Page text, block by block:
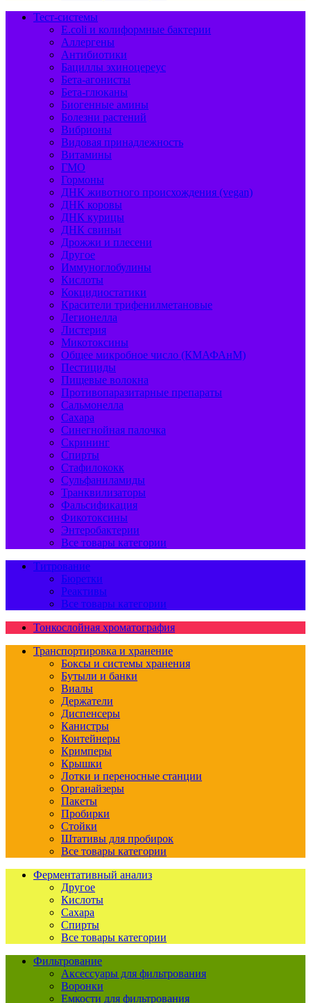
Тест-системы
E.coli и колиформные бактерии
Аллергены
Антибиотики
Бациллы эхиноцереус
Бета-агонисты
Бета-глюканы
Биогенные амины
Болезни растений
Вибрионы
Видовая принадлежность
Витамины
ГМО
Гормоны
ДНК животного происхождения (vegan)
ДНК коровы
ДНК курицы
ДНК свиньи
Дрожжи и плесени
Другое
Иммуноглобулины
Кислоты
Кокцидиостатики
Красители трифенилметановые
Легионелла
Листерия
Микотоксины
Общее микробное число (КМАФАнМ)
Пестициды
Пищевые волокна
Противопаразитарные препараты
Сальмонелла
Сахара
Синегнойная палочка
Скрининг
Спирты
Стафилококк
Сульфаниламиды
Транквилизаторы
Фальсификация
Фикотоксины
Энтеробактерии
Все товары категории
Титрование
Бюретки
Реактивы
Все товары категории
Тонкослойная хроматография
Транспортировка и хранение
Боксы и системы хранения
Бутыли и банки
Виалы
Держатели
Диспенсеры
Канистры
Контейнеры
Кримперы
Крышки
Лотки и переносные станции
Органайзеры
Пакеты
Пробирки
Стойки
Штативы для пробирок
Все товары категории
Ферментативный анализ
Другое
Кислоты
Сахара
Спирты
Все товары категории
Фильтрование
Аксессуары для фильтрования
Воронки
Емкости для фильтрования